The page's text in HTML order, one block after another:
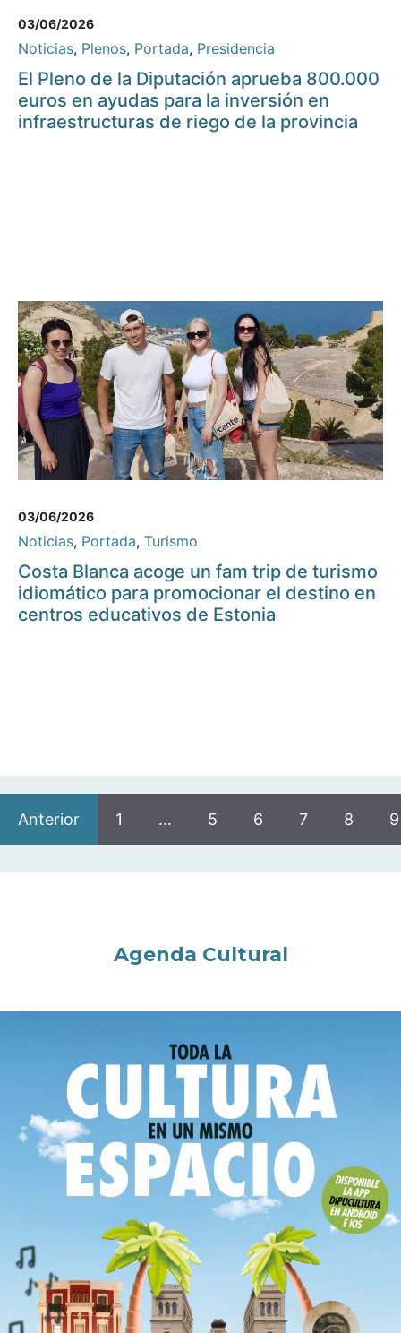
03/06/2026
Noticias, Plenos, Portada, Presidencia
El Pleno de la Diputación aprueba 800.000
euros en ayudas para la inversión en
infraestructuras de riego de la provincia
03/06/2026
Noticias, Portada, Turismo
Costa Blanca acoge un fam trip de turismo
idiomático para promocionar el destino en
centros educativos de Estonia
Anterior 1 … 5 6 7 8 9
Agenda Cultural